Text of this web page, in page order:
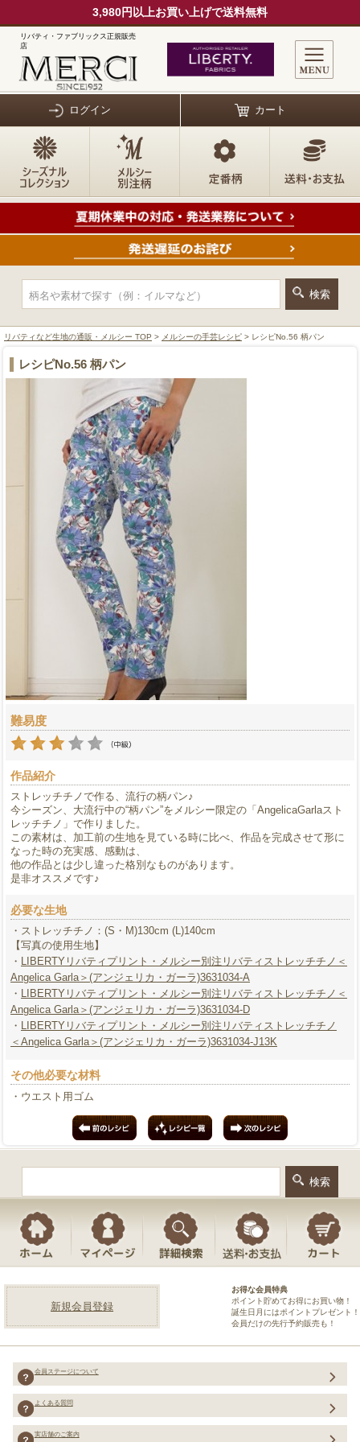
3,980円以上お買い上げで送料無料
リバティ・ファブリックス正規販売
店
ログイン カート
リバティなど生地の通販・メルシー TOP > メルシーの手芸レシピ > レシピNo.56 柄パン
レシピNo.56 柄パン
難易度
作品紹介
ストレッチチノで作る、流行の柄パン♪
今シーズン、大流行中の“柄パン”をメルシー限定の「AngelicaGarlaスト
レッチチノ」で作りました。
この素材は、加工前の生地を見ている時に比べ、作品を完成させて形に
なった時の充実感、感動は、
他の作品とは少し違った格別なものがあります。
是非オススメです♪
必要な生地
・ストレッチチノ：(S・M)130cm (L)140cm
【写真の使用生地】
・ LIBERTYリバティプリント・メルシー別注リバティストレッチチノ＜
Angelica Garla＞(アンジェリカ・ガーラ)3631034-A
・ LIBERTYリバティプリント・メルシー別注リバティストレッチチノ＜
Angelica Garla＞(アンジェリカ・ガーラ)3631034-D
・ LIBERTYリバティプリント・メルシー別注リバティストレッチチノ
＜Angelica Garla＞(アンジェリカ・ガーラ)3631034-J13K
その他必要な材料
・ウエスト用ゴム
新規会員登録
お得な会員特典
ポイント貯めてお得にお買い物！
誕生日月にはポイントプレゼント！
会員だけの先行予約販売も！
会員ステージについて
よくある質問
実店舗のご案内